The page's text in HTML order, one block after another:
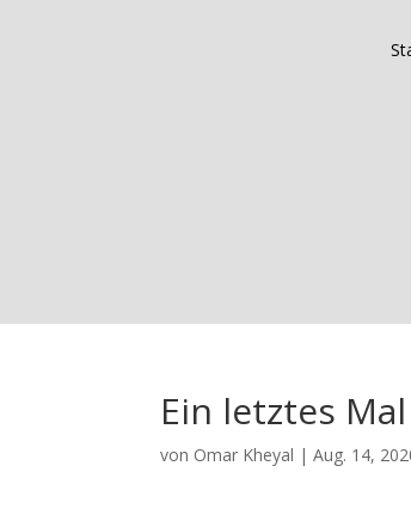
Ein letztes Mal
von Omar Kheyal |Aug. 14,